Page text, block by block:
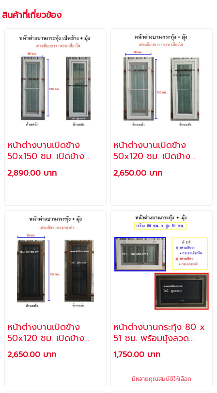
สินค้าที่เกี่ยวข้อง
หน้าต่างบานเปิดข้าง
50x150 ซม. เปิดข้าง
พร้อมมุ้งลวด กระจกสี
เขียวใสตัดแสง เฟรมอลูมิ
ตั้ง) / ราคาโรงงาน
2,890.00 บาท
หน้าต่างบานเปิดข้าง
50x120 ซม. เปิดข้าง
พร้อมมุ้งลวด กระจกสี
เขียวใสตัดแสง เฟรมอลูมิ
ตั้ง) / ราคาโรงงาน
2,650.00 บาท
หน้าต่างบานเปิดข้าง
50x120 ซม. เปิดข้าง
พร้อมมุ้งลวด กระจกสีชา
ดำตัดแสง เฟรมอลูมิเนียม
2,650.00 บาท
หน้าต่างบานกระทุ้ง 80 x
51 ซม. พร้อมมุ้งลวด
(แถม สกรู + พุ๊กพลาสติก
สำหรับติดตั้ง)
1,750.00 บาท
มีหลายคุณสมบัติให้เลือก